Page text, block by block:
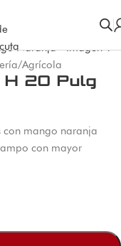
/Agrícola
H 20 Pulg
mango naranja
con mayor